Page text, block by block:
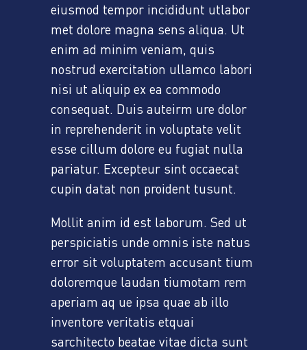
eiusmod tempor incididunt utlabor
met dolore magna sens aliqua. Ut
enim ad minim veniam, quis
nostrud exercitation ullamco labori
nisi ut aliquip ex ea commodo
consequat. Duis auteirm ure dolor
in reprehenderit in voluptate velit
esse cillum dolore eu fugiat nulla
pariatur. Excepteur sint occaecat
cupin datat non proident tusunt.
Mollit anim id est laborum. Sed ut
perspiciatis unde omnis iste natus
error sit voluptatem accusant tium
doloremque laudan tiumotam rem
aperiam aq ue ipsa quae ab illo
inventore veritatis etquai
sarchitecto beatae vitae dicta sunt